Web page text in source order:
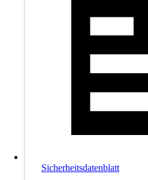
Sicherheitsdatenblatt